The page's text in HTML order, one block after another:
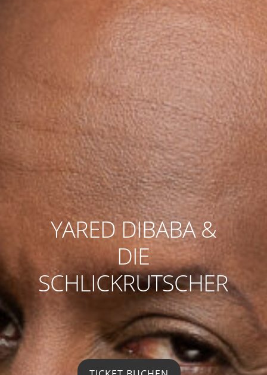
YARED DIBABA &
DIE
SCHLICKRUTSCHER